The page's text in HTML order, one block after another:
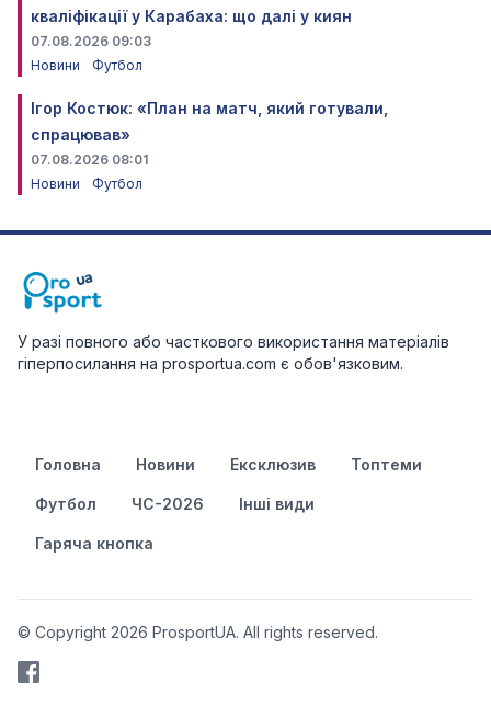
кваліфікації у Карабаха: що далі у киян
07.08.2026 09:03
Новини
Футбол
Ігор Костюк: «План на матч, який готували,
спрацював»
07.08.2026 08:01
Новини
Футбол
У разі повного або часткового використання матеріалів
гіперпосилання на prosportua.com є обов'язковим.
Головна Новини Ексклюзив Топтеми
Футбол ЧС-2026 Інші види
Гаряча кнопка
© Copyright 2026 ProsportUA. All rights reserved.